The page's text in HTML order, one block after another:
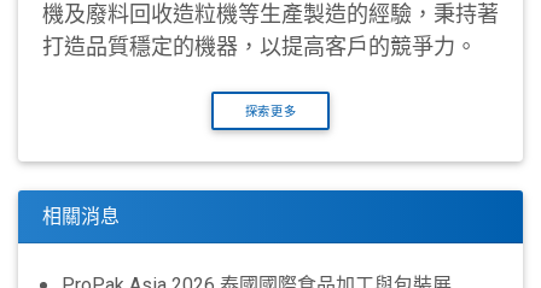
機及廢料回收造粒機等生產製造的經驗，秉持著
打造品質穩定的機器，以提高客戶的競爭力。
探索更多
相關消息